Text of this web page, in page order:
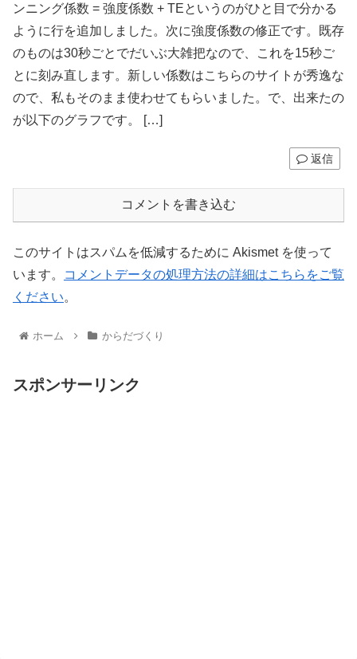
ンニング係数 = 強度係数 + TEというのがひと目で分かる
ように行を追加しました。次に強度係数の修正です。既存
のものは30秒ごとでだいぶ大雑把なので、これを15秒ご
とに刻み直します。新しい係数はこちらのサイトが秀逸な
ので、私もそのまま使わせてもらいました。で、出来たの
が以下のグラフです。 […]
返信
コメントを書き込む
このサイトはスパムを低減するために Akismet を使って
います。
コメントデータの処理方法の詳細はこちらをご覧
ください。
ホーム からだづくり
スポンサーリンク